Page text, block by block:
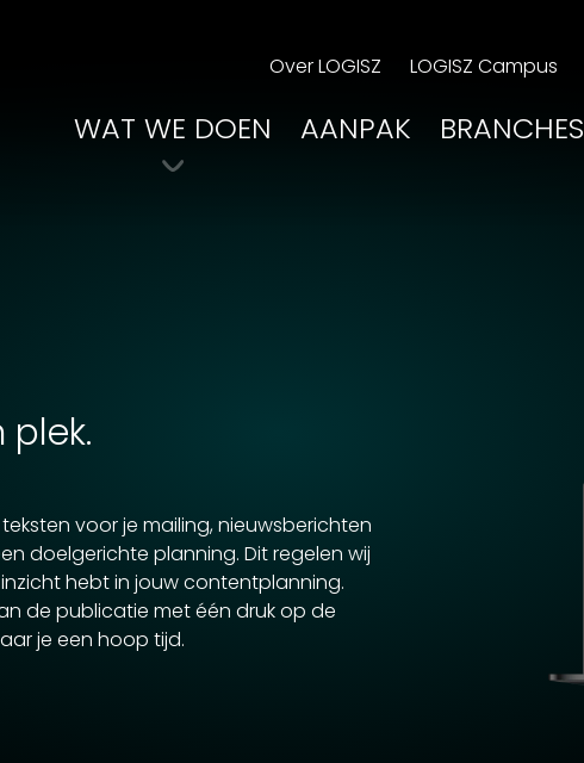
Over LOGISZ LOGISZ Campus
WAT WE DOEN AANPAK BRANCHES
voor je mailing, nieuwsberichten
doelgerichte planning. Dit regelen wij
hebt in jouw contentplanning.
de publicatie met één druk op de
je een hoop tijd.